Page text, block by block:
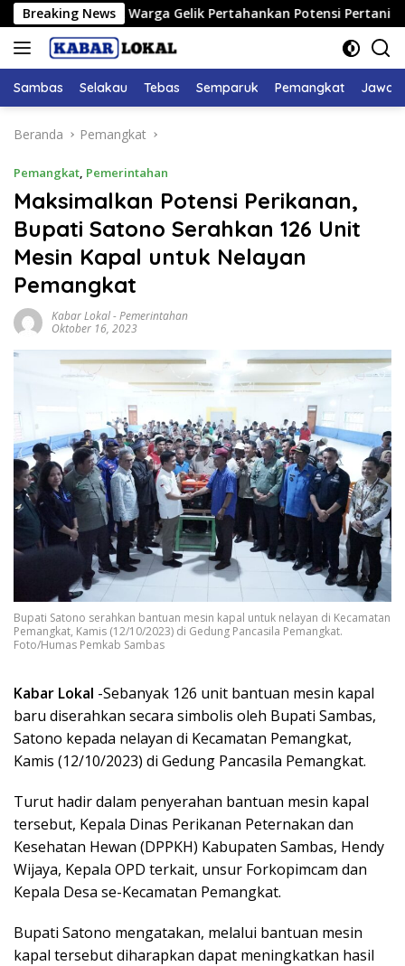
Langsung
ke
konten
Breaking News
Ajak Warga Gelik Pertahankan Potensi Pertanian
Sambas Selakau Tebas Semparuk Pemangkat Jawai
Beranda Pemangkat
Pemangkat, Pemerintahan
Maksimalkan Potensi Perikanan,
Bupati Satono Serahkan 126 Unit
Mesin Kapal untuk Nelayan
Pemangkat
Kabar Lokal-Pemerintahan
Oktober 16, 2023
Bupati Satono serahkan bantuan mesin kapal untuk nelayan di Kecamatan
Pemangkat, Kamis (12/10/2023) di Gedung Pancasila Pemangkat.
Foto/Humas Pemkab Sambas
Kabar Lokal -Sebanyak 126 unit bantuan mesin kapal
baru diserahkan secara simbolis oleh Bupati Sambas,
Satono kepada nelayan di Kecamatan Pemangkat,
Kamis (12/10/2023) di Gedung Pancasila Pemangkat.
Turut hadir dalam penyerahan bantuan mesin kapal
tersebut, Kepala Dinas Perikanan Peternakan dan
Kesehatan Hewan (DPPKH) Kabupaten Sambas, Hendy
Wijaya, Kepala OPD terkait, unsur Forkopimcam dan
Kepala Desa se-Kecamatan Pemangkat.
Bupati Satono mengatakan, melalui bantuan mesin
kapal tersebut diharapkan dapat meningkatkan hasil